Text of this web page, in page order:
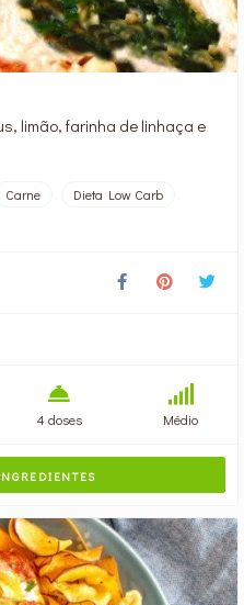
limão, farinha de linhaça e
Carne
Dieta Low Carb
4 doses Médio